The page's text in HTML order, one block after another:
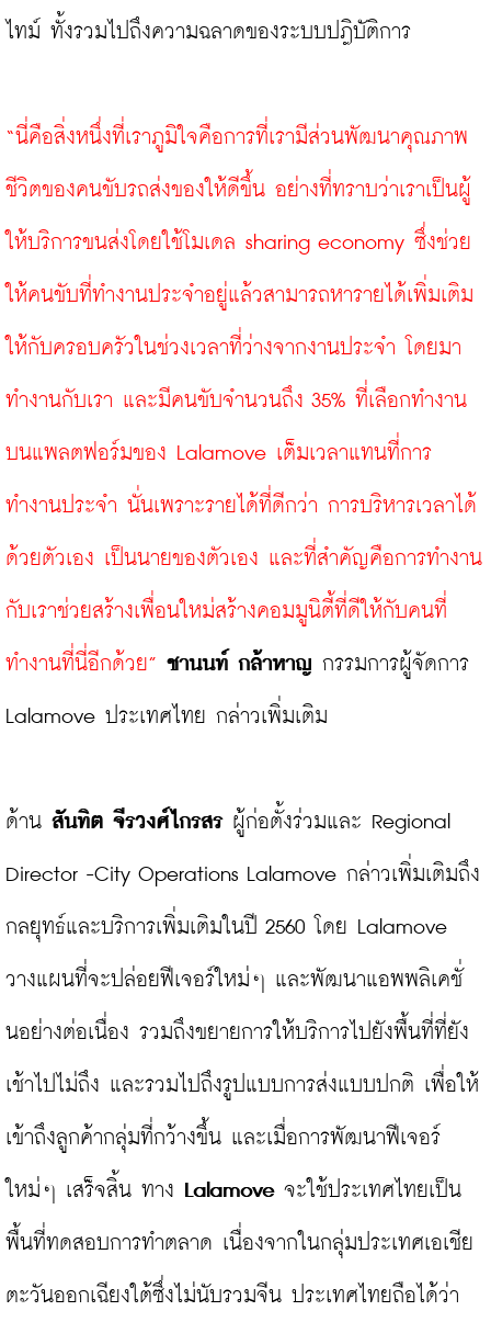
ไทม์ ทั้งรวมไปถึงความฉลาดของระบบปฎิบัติการ
“นี่คือสิ่งหนึ่งที่เราภูมิใจคือการที่เรามีส่วนพัฒนาคุณภาพ
ชีวิตของคนขับรถส่งของให้ดีขึ้น อย่างที่ทราบว่าเราเป็นผู้
ให้บริการขนส่งโดยใช้โมเดล sharing economy ซึ่งช่วย
ให้คนขับที่ทำงานประจำอยู่แล้วสามารถหารายได้เพิ่มเติม
ให้กับครอบครัวในช่วงเวลาที่ว่างจากงานประจำ โดยมา
ทำงานกับเรา และมีคนขับจำนวนถึง 35% ที่เลือกทำงาน
บนแพลตฟอร์มของ Lalamove เต็มเวลาแทนที่การ
ทำงานประจำ นั่นเพราะรายได้ที่ดีกว่า การบริหารเวลาได้
ด้วยตัวเอง เป็นนายของตัวเอง และที่สำคัญคือการทำงาน
กับเราช่วยสร้างเพื่อนใหม่สร้างคอมมูนิตี้ที่ดีให้กับคนที่
ทำงานที่นี่อีกด้วย” ชานนท์ กล้าหาญ กรรมการผู้จัดการ
Lalamove ประเทศไทย กล่าวเพิ่มเติม
ด้าน สันทิต จีรวงศ์ไกรสร ผู้ก่อตั้งร่วมและ Regional
Director -City Operations Lalamove กล่าวเพิ่มเติมถึง
กลยุทธ์และบริการเพิ่มเติมในปี 2560 โดย Lalamove
วางแผนที่จะปล่อยฟีเจอร์ใหม่ๆ และพัฒนาแอพพลิเคชั่
นอย่างต่อเนื่อง รวมถึงขยายการให้บริการไปยังพื้นที่ที่ยัง
เช้าไปไม่ถึง และรวมไปถึงรูปแบบการส่งแบบปกติ เพื่อให้
เข้าถึงลูกค้ากลุ่มที่กว้างขึ้น และเมื่อการพัฒนาฟีเจอร์
ใหม่ๆ เสร็จสิ้น ทาง Lalamove จะใช้ประเทศไทยเป็น
พื้นที่ทดสอบการทำตลาด เนื่องจากในกลุ่มประเทศเอเชีย
ตะวันออกเฉียงใต้ซึ่งไม่นับรวมจีน ประเทศไทยถือได้ว่า